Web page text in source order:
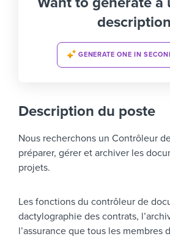
GENERATE ONE IN
Description du poste
Nous recherchons un Contrôleur
préparer, gérer et archiver les
projets.
Les fonctions du contrôleur de
dactylographie des contrats,
l’assurance que tous les membres